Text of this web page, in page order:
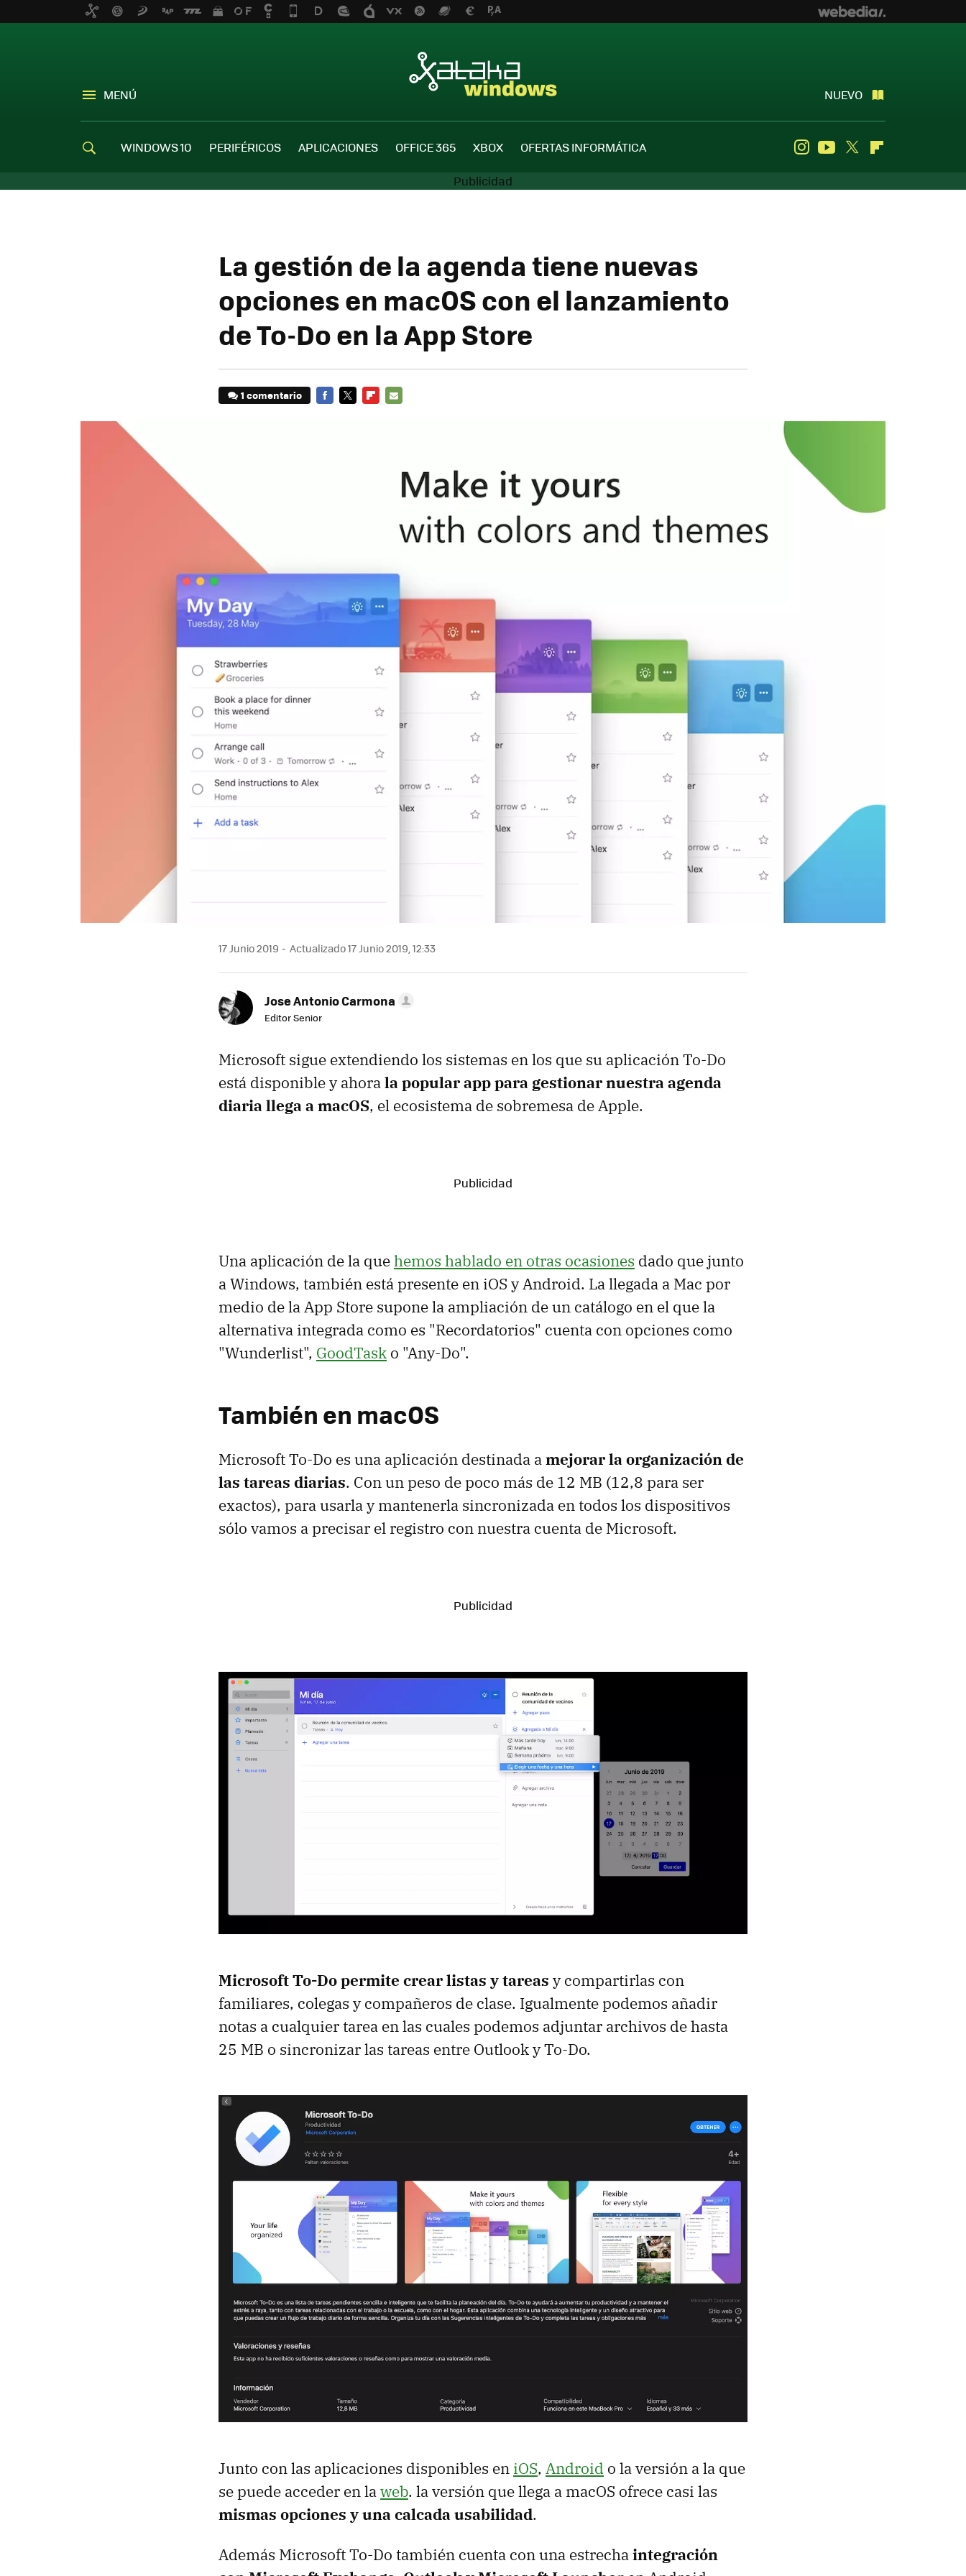
MENÚ NUEVO
WINDOWS 10 PERIFÉRICOS APLICACIONES OFFICE 365 XBOX OFERTAS INFORMÁTICA InstagramYoutube
Twitter
La gestión de la agenda tiene nuevas
opciones en macOS con el lanzamiento
de To-Do en la App Store
1 comentario
17 Junio 2019 Actualizado 17 Junio 2019, 12:33
Jose Antonio Carmona
Editor Senior
Microsoft sigue extendiendo los sistemas en los que su aplicación To-Do
está disponible y ahorala popular app para gestionar nuestra agenda
diaria llega a macOS, el ecosistema de sobremesa de Apple.
Una aplicación de la quehemos hablado en otras ocasiones dado que junto
a Windows, también está presente en iOS y Android. La llegada a Mac por
medio de la App Store supone la ampliación de un catálogo en el que la
alternativa integrada como es "Recordatorios" cuenta con opciones como
"Wunderlist", GoodTask o "Any-Do".
También en macOS
Microsoft To-Do es una aplicación destinada amejorar la organización de
las tareas diarias. Con un peso de poco más de 12 MB (12,8 para ser
exactos), para usarla y mantenerla sincronizada en todos los dispositivos
sólo vamos a precisar el registro con nuestra cuenta de Microsoft.
Microsoft To-Do permite crear listas y tareas y compartirlas con
familiares, colegas y compañeros de clase. Igualmente podemos añadir
notas a cualquier tarea en las cuales podemos adjuntar archivos de hasta
25 MB o sincronizar las tareas entre Outlook y To-Do.
Junto con las aplicaciones disponibles en iOS, Android o la versión a la que
se puede acceder en laweb. la versión que llega a macOS ofrece casi las
mismas opciones y una calcada usabilidad.
Además Microsoft To-Do también cuenta con una estrechaintegración